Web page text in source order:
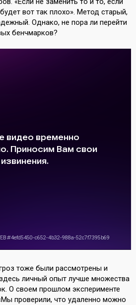
вот так плохо». Метод старый,
Однако, не пора ли перейти
бенчмарков?
тоже были рассмотрены и
личный опыт лучше множества
О своем прошлом эксперименте
проверили, что удаленно можно